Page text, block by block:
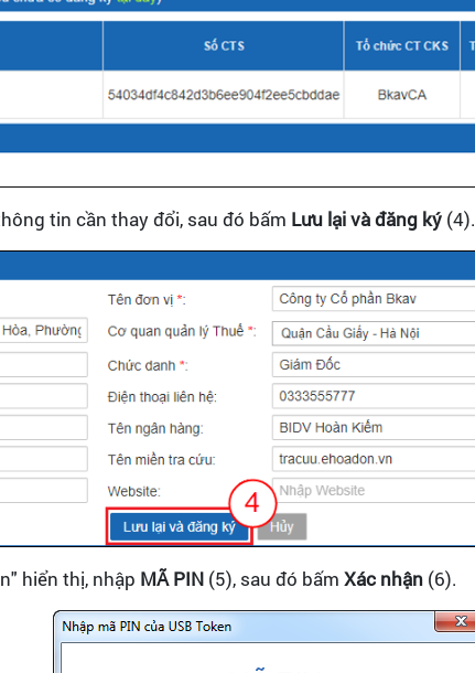
tin cần thay đổi, sau đó bấm Lưu lại và đăng ký (4).
hiển thị, nhập MÃ PIN (5), sau đó bấm Xác nhận (6).